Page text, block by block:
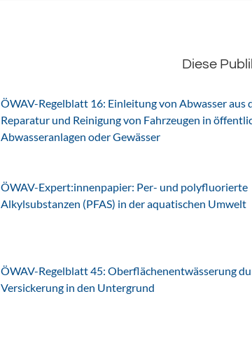
Diese
ÖWAV-Regelblatt 16: Einleitung von Abwasser aus
Reparatur und Reinigung von Fahrzeugen in
Abwasseranlagen oder Gewässer
ÖWAV-Expert:innenpapier: Per- und polyfluorierte
Alkylsubstanzen (PFAS) in der aquatischen Umwelt
ÖWAV-Regelblatt 45: Oberflächenentwässerung
Versickerung in den Untergrund